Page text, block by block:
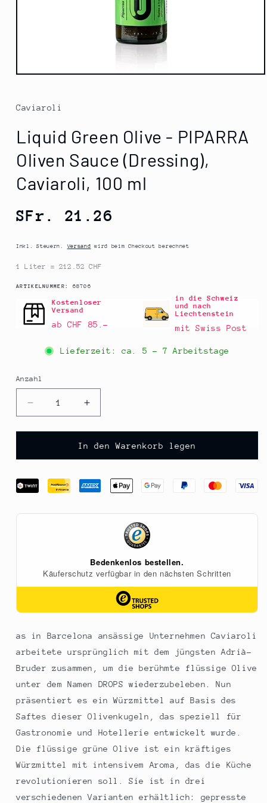
Medien
Modal
öffnen
Caviaroli
Liquid Green Olive - PIPARRA
Oliven Sauce (Dressing),
Caviaroli, 100 ml
Normaler
SFr. 21.26
Inkl. Steuern.Versand wird beim Checkout berechnet
1 Liter = 212.52 CHF
ARTIKELNUMMER: SKU:
68706
Kostenloser
Versand
ab CHF 85.–
in die Schweiz
und nach
Liechtenstein
mit Swiss Post
Lieferzeit: ca. 5 - 7 Arbeitstage
Anzahl
Anzahl
Verringere
die
Menge
Liquid
Olive
-
100
Erhöhe
die
Menge
für
Liquid
Olive
-
(Dressing),
Caviaroli,
100
In den Warenkorb legen
as in Barcelona ansässige Unternehmen Caviaroli
arbeitete ursprünglich mit dem jüngsten Adrià-
Bruder zusammen, um die berühmte flüssige Olive
unter dem Namen DROPS wiederzubeleben. Nun
präsentiert es ein Würzmittel auf Basis des
Saftes dieser Olivenkugeln, das speziell für
Gastronomie und Hotellerie entwickelt wurde.
Die flüssige grüne Olive ist ein kräftiges
Würzmittel mit intensivem Aroma, das die Küche
revolutionieren soll. Sie ist in drei
verschiedenen Varianten erhältlich: gepresste